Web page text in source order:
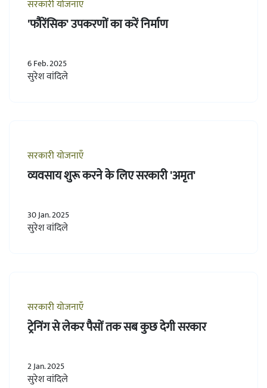
सरकारी योजनाएँ
'फौरेंसिक' उपकरणों का करें निर्माण
6 Feb. 2025
सुरेश वांदिले
सरकारी योजनाएँ
व्यवसाय शुरू करने के लिए सरकारी 'अमृत'
30 Jan. 2025
सुरेश वांदिले
सरकारी योजनाएँ
ट्रेनिंग से लेकर पैसों तक सब कुछ देगी सरकार
2 Jan. 2025
सुरेश वांदिले